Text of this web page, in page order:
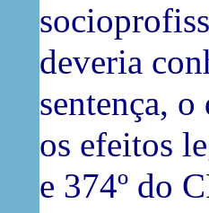
deveria
sentença,
os efeitos
e 374º do